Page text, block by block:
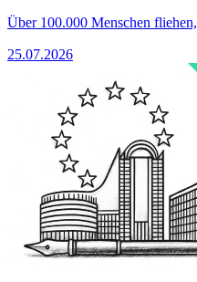
Über 100.000 Menschen
25.07.2026